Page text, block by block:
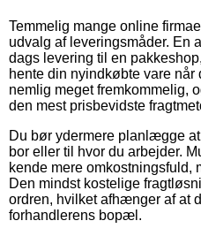
Temmelig mange online
udvalg af leveringsmåder. En
dags levering til en
hente din nyindkøbte vare når
nemlig meget fremkommelig,
den mest prisbevidste
Du bør ydermere planlægge
bor eller til hvor du arbejder.
kende mere omkostningsfuld,
Den mindst kostelige
ordren, hvilket afhænger af at
forhandlerens bopæl.